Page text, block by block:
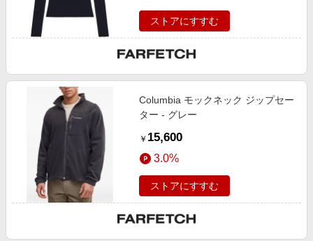
ストアにすすむ
Columbia モックネック ジップセー
ター - グレー
￥ 15,600
3.0%
ストアにすすむ